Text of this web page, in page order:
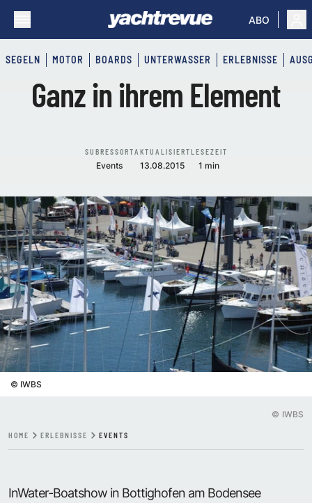
ABO
SEGELN MOTOR BOARDS UNTERWASSER ERLEBNISSE
Ganz in ihrem Element
SUBRESSORT
Events
AKTUALISIERT
13.08.2015
LESEZEIT
1 min
© IWBS
© IWBS
HOME ERLEBNISSE EVENTS
InWater-Boatshow in Bottighofen am Bodensee